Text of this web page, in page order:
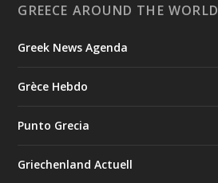
GREECE AROUND THE WORLD
Greek News Agenda
Grèce Hebdo
Punto Grecia
Griechenland Actuell